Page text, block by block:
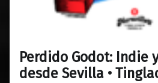
Perdido Godot: Indie
desde Sevilla •
01/11/20190
Maravillas